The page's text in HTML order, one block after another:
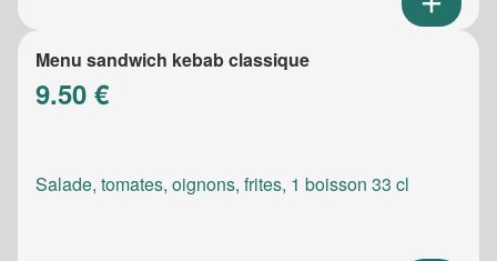
Menu sandwich kebab classique
9.50 €
Salade, tomates, oignons, frites, 1 boisson 33 cl